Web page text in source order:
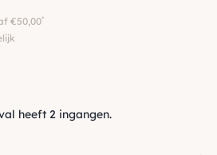
€50,00*
heeft 2 ingangen.